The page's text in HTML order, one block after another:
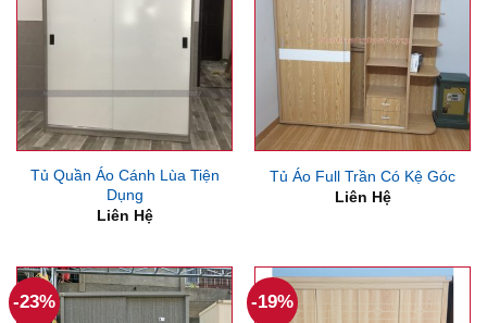
Tủ Quần Áo Cánh Lùa Tiện
Dụng
Liên Hệ
Tủ Áo Full Trần Có Kệ Góc
Liên Hệ
-23% -19%